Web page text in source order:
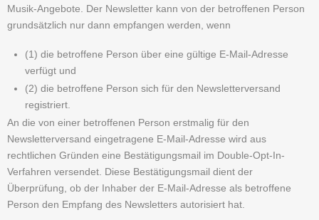
Musik-Angebote. Der Newsletter kann von der betroffenen Person
grundsätzlich nur dann empfangen werden, wenn
(1) die betroffene Person über eine gültige E-Mail-Adresse
verfügt und
(2) die betroffene Person sich für den Newsletterversand
registriert.
An die von einer betroffenen Person erstmalig für den
Newsletterversand eingetragene E-Mail-Adresse wird aus
rechtlichen Gründen eine Bestätigungsmail im Double-Opt-In-
Verfahren versendet. Diese Bestätigungsmail dient der
Überprüfung, ob der Inhaber der E-Mail-Adresse als betroffene
Person den Empfang des Newsletters autorisiert hat.